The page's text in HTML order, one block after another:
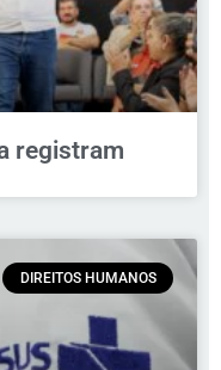
registram
DIREITOS HUMANOS